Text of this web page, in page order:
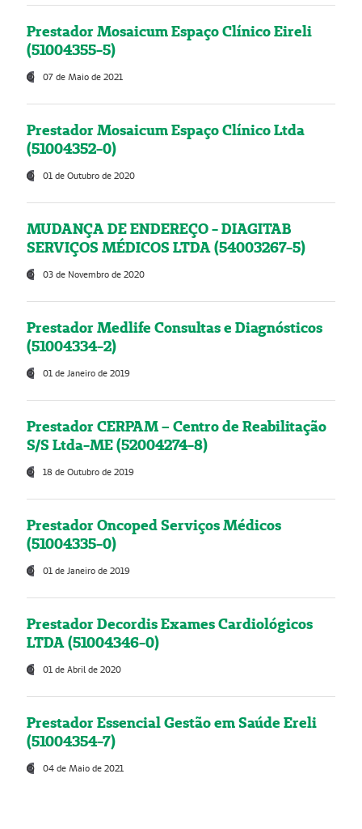
Prestador Mosaicum Espaço Clínico Eireli
(51004355-5)
07 de Maio de 2021
Prestador Mosaicum Espaço Clínico Ltda
(51004352-0)
01 de Outubro de 2020
MUDANÇA DE ENDEREÇO - DIAGITAB
SERVIÇOS MÉDICOS LTDA (54003267-5)
03 de Novembro de 2020
Prestador Medlife Consultas e Diagnósticos
(51004334-2)
01 de Janeiro de 2019
Prestador CERPAM – Centro de Reabilitação
S/S Ltda-ME (52004274-8)
18 de Outubro de 2019
Prestador Oncoped Serviços Médicos
(51004335-0)
01 de Janeiro de 2019
Prestador Decordis Exames Cardiológicos
LTDA (51004346-0)
01 de Abril de 2020
Prestador Essencial Gestão em Saúde Ereli
(51004354-7)
04 de Maio de 2021